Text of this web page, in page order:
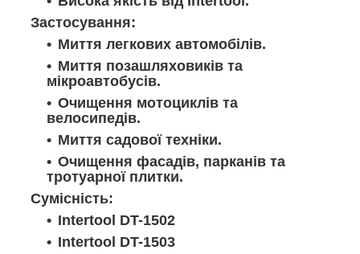
Застосування:
Миття легкових автомобілів.
Миття позашляховиків та
мікроавтобусів.
Очищення мотоциклів та
велосипедів.
Миття садової техніки.
Очищення фасадів, парканів та
тротуарної плитки.
Сумісність:
Intertool DT-1502
Intertool DT-1503